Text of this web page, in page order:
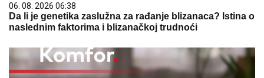
06. 08. 2026 06:38
Da li je genetika zaslužna za rađanje blizanaca? Istina o
naslednim faktorima i blizanačkoj trudnoći